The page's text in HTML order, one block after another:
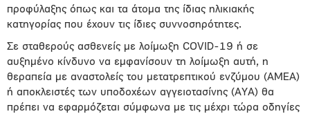
προφύλαξης όπως και τα άτομα της ίδιας ηλικιακής
κατηγορίας που έχουν τις ίδιες συννοσηρότητες.
Σε σταθερούς ασθενείς με λοίμωξη COVID-19 ή σε
αυξημένο κίνδυνο να εμφανίσουν τη λοίμωξη αυτή, η
θεραπεία με αναστολείς του μετατρεπτικού ενζύμου (ΑΜΕΑ)
ή αποκλειστές των υποδοχέων αγγειοτασίνης (ΑΥΑ) θα
πρέπει να εφαρμόζεται σύμφωνα με τις μέχρι τώρα οδηγίες